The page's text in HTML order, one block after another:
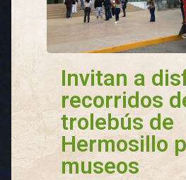
Invitan a
recorridos
trolebús de
Hermosillo
museos